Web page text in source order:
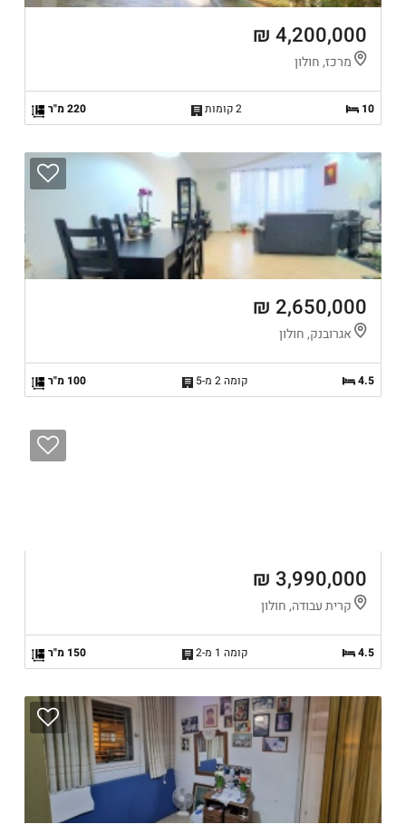
4,200,000 ₪
מרכז, חולון
10 2 קומות 220 מ"ר
2,650,000 ₪
אגרובנק, חולון
4.5 קומה 2 מ-5 100 מ"ר
3,990,000 ₪
קרית עבודה, חולון
4.5 קומה 1 מ-2 150 מ"ר